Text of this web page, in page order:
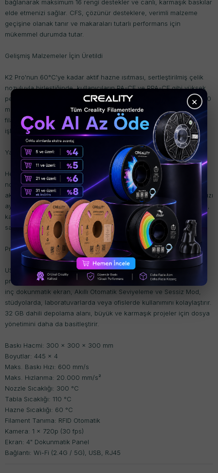
bağlanarak maksimum 16 rengi destekler ve canlı, karmaşık baskılar
elde etmenizi sağlar. CFS, çözünür desteklere, verimli malzeme
geçişine olanak tanır ve makaraları tutarlı performans için
mükemmel durumda tutar.
Gelişmiş Malzemeler İçin Üretildi
K2 Pro'nun 60°C'ye kadar aktif hazne ısıtması, sertleştirilmiş çelik
nozuluyla birleştiğinde, kullanıcıların PA-CF ve PPA-CF gibi yüksek
performanslı mühendislik malzemeleriyle baskı yapmasını sağlar. 40
mm³/s ekstrüzyon kapasitesi, aşındırıcı veya yüksek akışlı
filamentlerde bile hızlı ve güvenilir sonuçlar sağlayarak güçlü
işlevsel parçalar için idealdir.
Yapay Zeka Desteğiyle Daha Akıllı Baskı
Hem hazneye monte edilmiş bir yapay zeka kamerası hem de
nozullu bir yapay zeka kamerasıyla donatılmış olan K2 Pro Combo,
akıllı izlemeyi yeni bir seviyeye taşıyor. Spagetti algılamadan akış hızı
ayarlamasına ve tıkanıklık uyarılarına kadar bu yapay zeka işlevleri,
karmaşık ve sürekli baskı işleri için daha yüksek bir başarı oranı
sağlamaya yardımcı olur.
Profesyonel İş Akışları İçin Tasarlandı
USB, 2,4G Wi-Fi ve Ethernet bağlantısıyla K2 Pro Combo,
profesyonel ortamlara sorunsuz bir şekilde entegre olur. Duyarlı 4
inç dokunmatik ekran, Akıllı Otomatik Seviyeleme ve Sessiz Mod,
stüdyolarda, laboratuvarlarda veya ofislerde kullanımını kolaylaştırır.
32 GB dahili depolama alanı, büyük ve karmaşık projeler için dosya
yönetimini daha da basitleştirir.
Baskı Hacmi: 300 × 300 × 300 mm
Boyutlar: 445 × 4
Maks. Baskı Hızı: 600 mm/s
Maks. Hızlanma: 20.000 mm/s²
Nozzle Sıcaklığı: 300 °C
Tabla Sıcaklığı: 110 °C
Hazne Sıcaklığı: 60 °C
Filament Tanıma: RFID Otomatik
Kamera: 1 × 720p (30 fps)
Ekran: 4" Dokunmatik Panel
Bağlantı: Wi-Fi (2.4G / 5G), USB, RJ45
×